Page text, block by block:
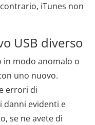
iTunes non
USB diverso
in modo anomalo o
uno nuovo.
errori di
danni evidenti e
se ne avete di